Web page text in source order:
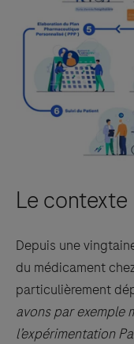
Le contexte
Depuis une
du médicament
particulièrement
avons par exemple
l’expérimentation